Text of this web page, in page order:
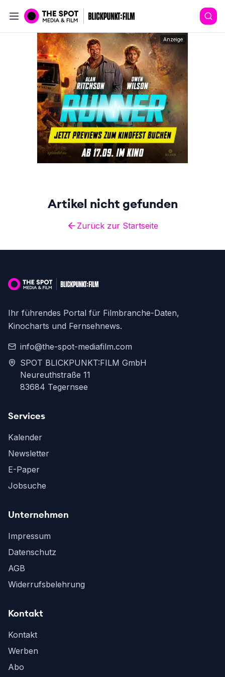
Anzeige
Artikel nicht gefunden
Zurück zur Startseite
Ihr führendes Portal für Filmbranche-Daten,
Kinocharts und Fernsehnews.
info@the-spot-mediafilm.com
SPOT BLICKPUNKT:FILM GmbH
Neureuthstraße 11
83684 Tegernsee
Services
Kalender
Newsletter
E-Paper
Jobsuche
Unternehmen
Impressum
Datenschutz
AGB
Widerrufsbelehrung
Kontakt
Kontakt
Werben
Abo